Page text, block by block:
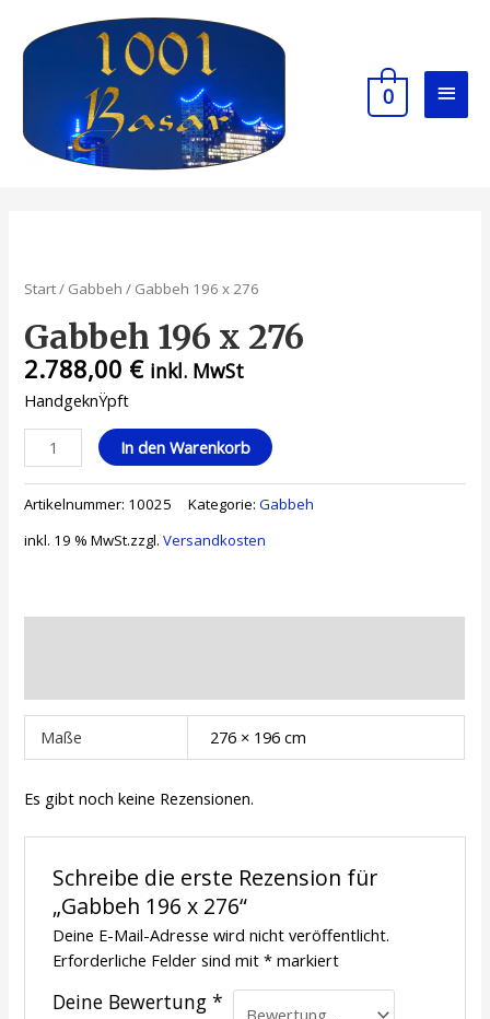
Inhalt
springen
0
Start/ Gabbeh / Gabbeh 196 x 276
Gabbeh 196 x 276
2.788,00 € inkl. MwSt
HandgeknŸpft
Gabbeh
196
x
276
Menge
In den Warenkorb
Artikelnummer: 10025 Kategorie:Gabbeh
inkl. 19 % MwSt.zzgl.Versandkosten
Maße 276 × 196 cm
Es gibt noch keine Rezensionen.
Schreibe die erste Rezension für
„Gabbeh 196 x 276“
Deine E-Mail-Adresse wird nicht veröffentlicht.
Erforderliche Felder sind mit *markiert
Deine Bewertung *